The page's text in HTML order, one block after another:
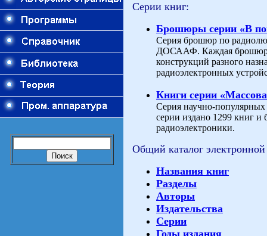
Серии книг:
Брошюры серии «В
Серия брошюр по
ДОСААФ. Каждая брошюра
конструкций разного
радиоэлектронных
Книги серии
Серия научно-
серии издано 1299 книг
радиоэлектроники.
Общий каталог
Названия книг
Разделы
Авторы
Издательства
Серии
Годы издания